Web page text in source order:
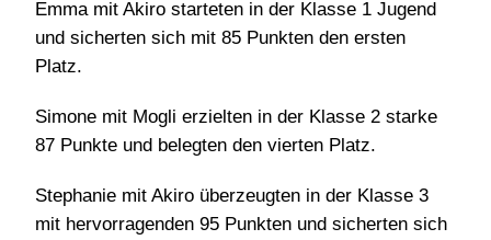
Emma mit Akiro starteten in der Klasse 1 Jugend
und sicherten sich mit 85 Punkten den ersten
Platz.
Simone mit Mogli erzielten in der Klasse 2 starke
87 Punkte und belegten den vierten Platz.
Stephanie mit Akiro überzeugten in der Klasse 3
mit hervorragenden 95 Punkten und sicherten sich